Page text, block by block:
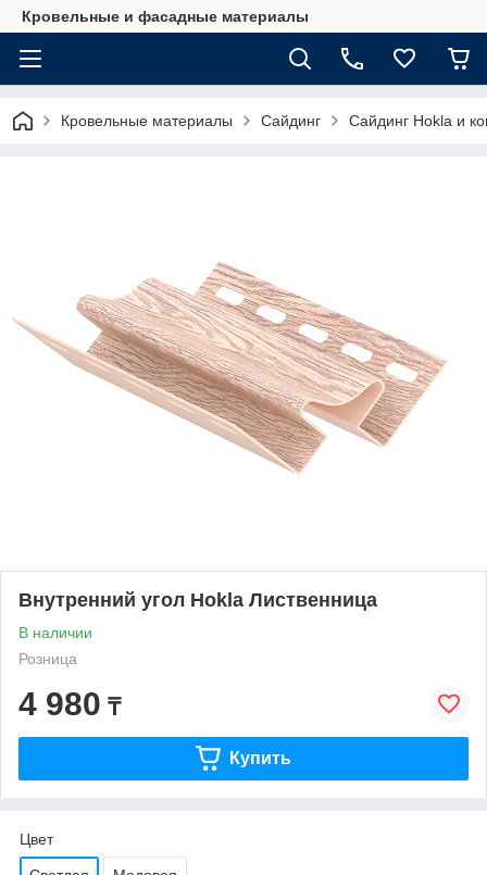
Кровельные и фасадные материалы
Кровельные материалы Сайдинг Сайдинг Hokla и
Внутренний угол Hokla Лиственница
В наличии
Розница
4 980 ₸
Купить
Цвет